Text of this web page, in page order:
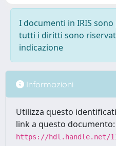
I documenti in IRIS
tutti i diritti sono
indicazione
Informazioni
Utilizza questo
link a questo documento:
https://hdl.handle.net/